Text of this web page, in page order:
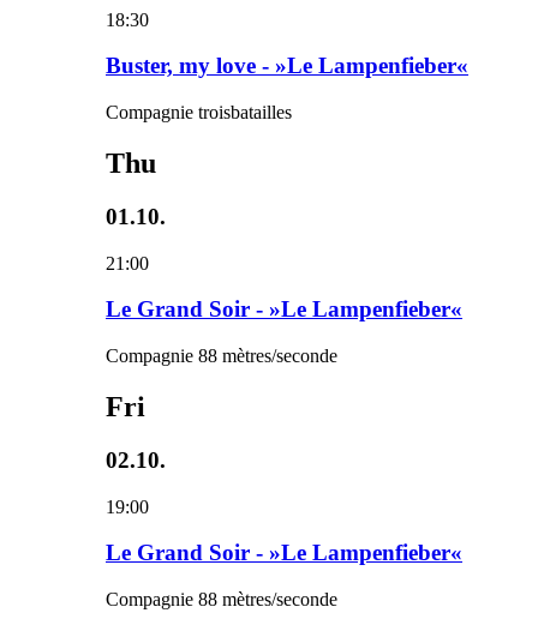
18:30
Buster, my love - »Le Lampenfieber«
Compagnie troisbatailles
Thu
01.10.
21:00
Le Grand Soir - »Le Lampenfieber«
Compagnie 88 mètres/seconde
Fri
02.10.
19:00
Le Grand Soir - »Le Lampenfieber«
Compagnie 88 mètres/seconde